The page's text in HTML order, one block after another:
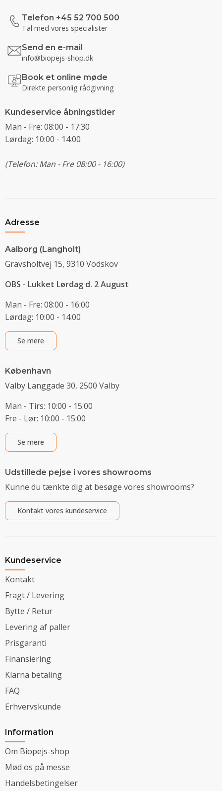
Telefon +45 52 700 500
Tal med vores specialister
Send en e-mail
info@biopejs-shop.dk
Book et online møde
Direkte personlig rådgivning
Kundeservice åbningstider
Man - Fre: 08:00 - 17:30
Lørdag: 10:00 - 14:00
(Telefon: Man - Fre 08:00 - 16:00)
Adresse
Aalborg (Langholt)
Gravsholtvej 15, 9310 Vodskov
OBS - Lukket Lørdag d. 2 August
Man - Fre: 08:00 - 16:00
Lørdag: 10:00 - 14:00
Se mere
København
Valby Langgade 30, 2500 Valby
Man - Tirs: 10:00 - 15:00
Fre - Lør: 10:00 - 15:00
Se mere
Udstillede pejse i vores showrooms
Kunne du tænkte dig at besøge vores showrooms?
Kontakt vores kundeservice
Kundeservice
Kontakt
Fragt / Levering
Bytte / Retur
Levering af paller
Prisgaranti
Finansiering
Klarna betaling
FAQ
Erhvervskunde
Information
Om Biopejs-shop
Mød os på messe
Handelsbetingelser